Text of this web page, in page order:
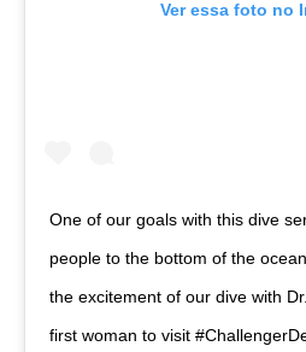
Ver essa foto no
One of our goals with this dive
people to the bottom of the
the excitement of our dive with
first woman to visit